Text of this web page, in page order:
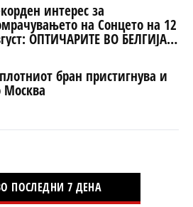
интерес за
на Сонцето на 12
ОПТИЧАРИТЕ ВО БЕЛГИЈА
бран пристигнува и
Москва
ПОСЛЕДНИ 7 ДЕНА